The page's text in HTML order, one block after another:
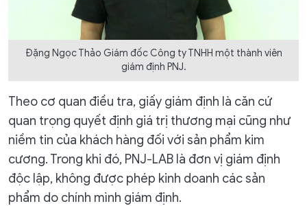
Đặng Ngọc Thảo Giám đốc Công ty TNHH một thành viên
giám định PNJ.
Theo cơ quan điều tra, giấy giám định là căn cứ
quan trọng quyết định giá trị thương mại cũng như
niềm tin của khách hàng đối với sản phẩm kim
cương. Trong khi đó, PNJ-LAB là đơn vị giám định
độc lập, không được phép kinh doanh các sản
phẩm do chính mình giám định.